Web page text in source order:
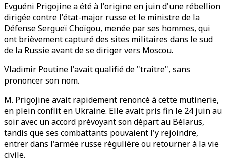
Evguéni Prigojine a été à l'origine en juin d'une rébellion
dirigée contre l'état-major russe et le ministre de la
Défense Sergueï Choïgou, menée par ses hommes, qui
ont brièvement capturé des sites militaires dans le sud
de la Russie avant de se diriger vers Moscou.
Vladimir Poutine l'avait qualifié de "traître", sans
prononcer son nom.
M. Prigojine avait rapidement renoncé à cette mutinerie,
en plein conflit en Ukraine. Elle avait pris fin le 24 juin au
soir avec un accord prévoyant son départ au Bélarus,
tandis que ses combattants pouvaient l'y rejoindre,
entrer dans l'armée russe régulière ou retourner à la vie
civile.